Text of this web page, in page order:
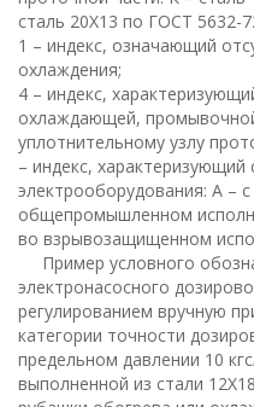
сталь 20Х13 по ГОСТ 5632-
1 – индекс, означающий
охлаждения;
4 – индекс,
охлаждающей,
уплотнительному узлу
– индекс,
электрооборудования: А –
общепромышленном
во взрывозащищенном
Пример условного
электронасосного
регулированием вручную
категории точности
предельном давлении 10
выполненной из стали